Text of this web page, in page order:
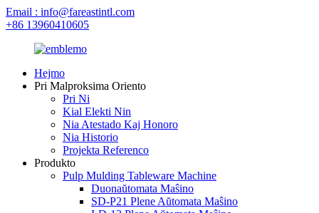
Email : info@fareastintl.com
+86 13960410605
Hejmo
Pri Malproksima Oriento
Pri Ni
Kial Elekti Nin
Nia Atestado Kaj Honoro
Nia Historio
Projekta Referenco
Produkto
Pulp Mulding Tableware Machine
Duonaŭtomata Maŝino
SD-P21 Plene Aŭtomata Maŝino